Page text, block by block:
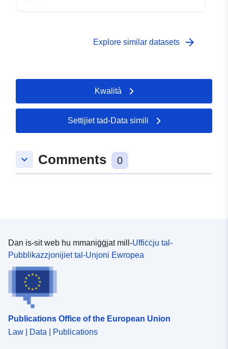
Explore similar datasets arrow_forward
Kwalità
Settijiet tad-Data simili
keyboard_arrow_down Comments 0
Dan is-sit web hu mmaniġġjat mill-Uffiċċju tal-
Pubblikazzjonijiet tal-Unjoni Ewropea
Publications Office of the European Union
Law | Data | Publications